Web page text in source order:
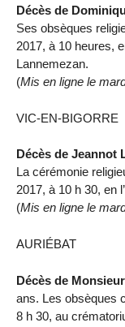
Décès de
Ses obsèques
2017, à 10 heures,
Lannemezan.
(Mis en ligne le
VIC-EN-BIGORRE
Décès de Jeannot
La cérémonie
2017, à 10 h 30, en
(Mis en ligne le
AURIÉBAT
Décès de
ans. Les obsèques
8 h 30, au